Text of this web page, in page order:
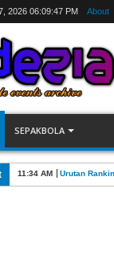
2026 06:09:48 PM About
SEPAKBOLA
07:31 AM Jadwal